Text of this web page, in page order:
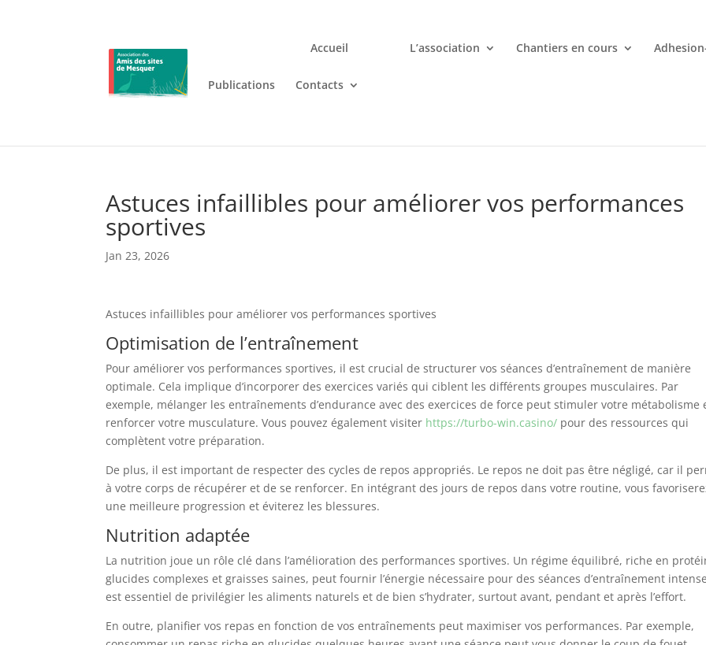
Accueil L’association Chantiers en cours
Publications Contacts
Jouez n’importe où et n’importe quand avec votre smartphone chez
Astuces infaillibles pour améliorer vos performances
sportives
Jan 23, 2026
Astuces infaillibles pour améliorer vos performances sportives
Optimisation de l’entraînement
Pour améliorer vos performances sportives, il est crucial de structurer vos séances d’entraînement de manière
optimale. Cela implique d’incorporer des exercices variés qui ciblent les différents groupes musculaires. Par
exemple, mélanger les entraînements d’endurance avec des exercices de force peut stimuler votre métabolisme
renforcer votre musculature. Vous pouvez également visiter https://turbo-win.casino/ pour des ressources qui
complètent votre préparation.
De plus, il est important de respecter des cycles de repos appropriés. Le repos ne doit pas être négligé, car il
à votre corps de récupérer et de se renforcer. En intégrant des jours de repos dans votre routine, vous
une meilleure progression et éviterez les blessures.
Nutrition adaptée
La nutrition joue un rôle clé dans l’amélioration des performances sportives. Un régime équilibré, riche en
glucides complexes et graisses saines, peut fournir l’énergie nécessaire pour des séances d’entraînement
est essentiel de privilégier les aliments naturels et de bien s’hydrater, surtout avant, pendant et après l’effort.
En outre, planifier vos repas en fonction de vos entraînements peut maximiser vos performances. Par exemple,